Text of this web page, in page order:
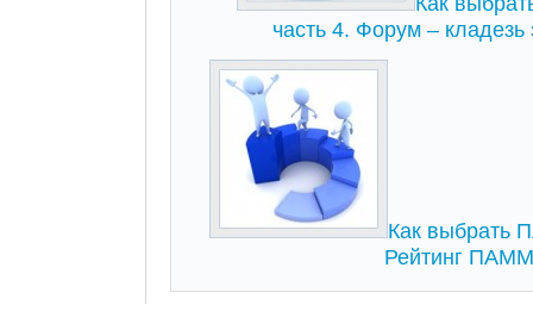
часть 4. Форум –
Как выбрать
Рейтинг ПАММ